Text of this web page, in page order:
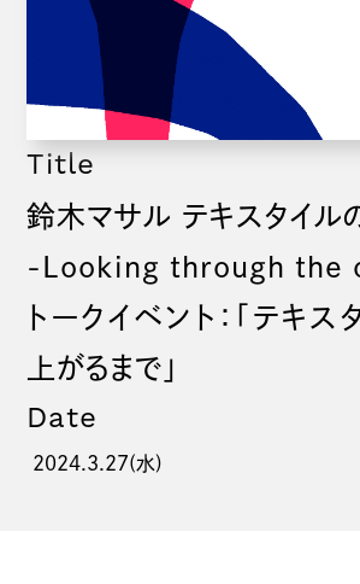
Title
鈴木マサル テキスタイル
-Looking through the
トークイベント：「テキ
上がるまで」
Date
2024.3.27(水)